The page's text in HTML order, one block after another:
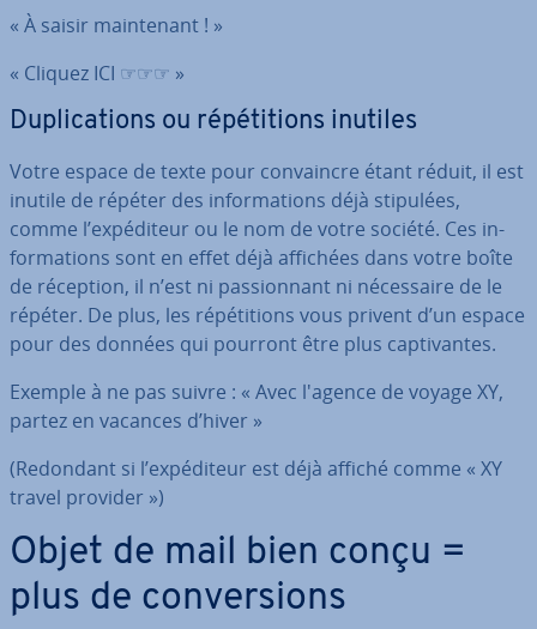
« À saisir main­te­nant ! »
« Cliquez ICI ☞☞☞ »
Du­pli­ca­tions ou ré­pé­ti­tions inutiles
Votre espace de texte pour con­vaincre étant réduit, il est
inutile de répéter des in­for­ma­tions déjà stipulées,
comme l’ex­pé­di­teur ou le nom de votre société. Ces in­
for­ma­tions sont en effet déjà affichées dans votre boîte
de réception, il n’est ni pas­sion­nant ni né­ces­saire de le
répéter. De plus, les ré­pé­ti­tions vous privent d’un espace
pour des données qui pourront être plus cap­ti­vantes.
Exemple à ne pas suivre : « Avec l'agence de voyage XY,
partez en vacances d’hiver »
(Redondant si l’ex­pé­di­teur est déjà affiché comme « XY
travel provider »)
Objet de mail bien conçu =
plus de con­ver­sions